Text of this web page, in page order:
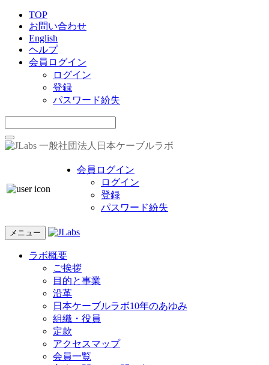
TOP
お問い合わせ
English
ヘルプ
会員ログイン
ログイン
登録
パスワード紛失
一般社団法人日本ケーブルラボ
会員ログイン
ログイン
登録
パスワード紛失
メニュー
ラボ概要
ご挨拶
目的と事業
沿革
日本ケーブルラボ10年のあゆみ
組織・役員
定款
アクセスマップ
会員一覧